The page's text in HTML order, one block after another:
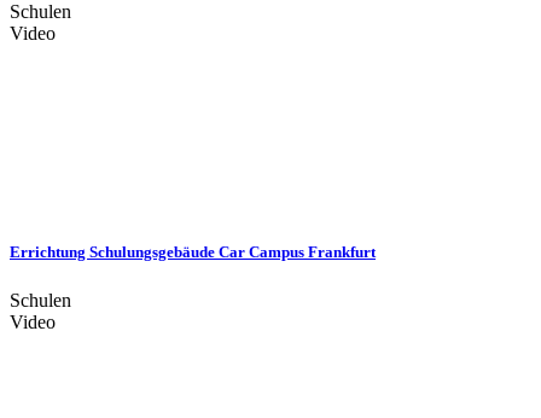
Schulen
Video
Errichtung Schulungsgebäude Car Campus Frankfurt
Schulen
Video